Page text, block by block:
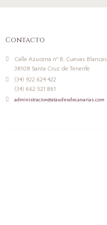
Contacto
Calle Azucena nº 8, Cuevas Blancas
38108 Santa Cruz de Tenerife
(34) 922 624 422
(34) 662 521 861
administracion@ataudesdecanarias.com